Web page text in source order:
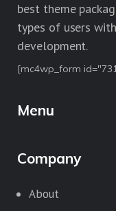
best theme
types of users
development.
[mc4wp_form
Menu
Company
About